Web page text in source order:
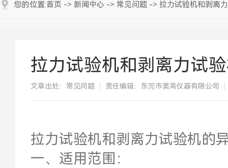
您的位置:首页 -> 新闻中心 -> 常见问题 -> 拉力试验机和剥离
拉力试验机和剥离力试
文章出处：常见问题 责任编辑：东莞市美高仪器有限公司
拉力试验机和剥离力试验机的
一、适用范围：